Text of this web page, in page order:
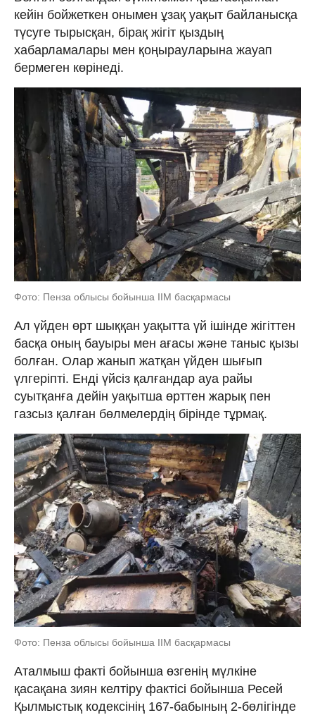
кейін бойжеткен онымен ұзақ уақыт байланысқа
түсуге тырысқан, бірақ жігіт қыздың
хабарламалары мен қоңырауларына жауап
бермеген көрінеді.
Фото: Пенза облысы бойынша ІІМ басқармасы
Ал үйден өрт шыққан уақытта үй ішінде жігіттен
басқа оның бауыры мен ағасы және таныс қызы
болған. Олар жанып жатқан үйден шығып
үлгеріпті. Енді үйсіз қалғандар ауа райы
суытқанға дейін уақытша өрттен жарық пен
газсыз қалған бөлмелердің бірінде тұрмақ.
Фото: Пенза облысы бойынша ІІМ басқармасы
Аталмыш факті бойынша өзгенің мүлкіне
қасақана зиян келтіру фактісі бойынша Ресей
Қылмыстық кодексінің 167-бабының 2-бөлігінде